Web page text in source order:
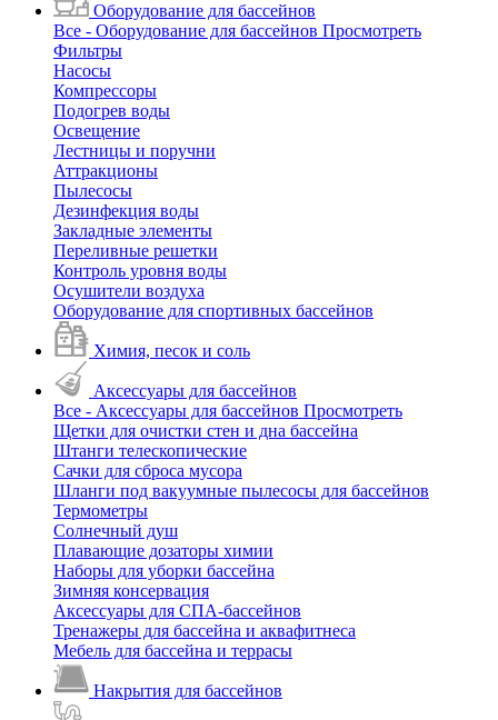
Оборудование для бассейнов
Все - Оборудование для бассейнов Просмотреть
Фильтры
Насосы
Компрессоры
Подогрев воды
Освещение
Лестницы и поручни
Аттракционы
Пылесосы
Дезинфекция воды
Закладные элементы
Переливные решетки
Контроль уровня воды
Осушители воздуха
Оборудование для спортивных бассейнов
Химия, песок и соль
Аксессуары для бассейнов
Все - Аксессуары для бассейнов Просмотреть
Щетки для очистки стен и дна бассейна
Штанги телескопические
Сачки для сброса мусора
Шланги под вакуумные пылесосы для бассейнов
Термометры
Солнечный душ
Плавающие дозаторы химии
Наборы для уборки бассейна
Зимняя консервация
Аксессуары для СПА-бассейнов
Тренажеры для бассейна и аквафитнеса
Мебель для бассейна и террасы
Накрытия для бассейнов